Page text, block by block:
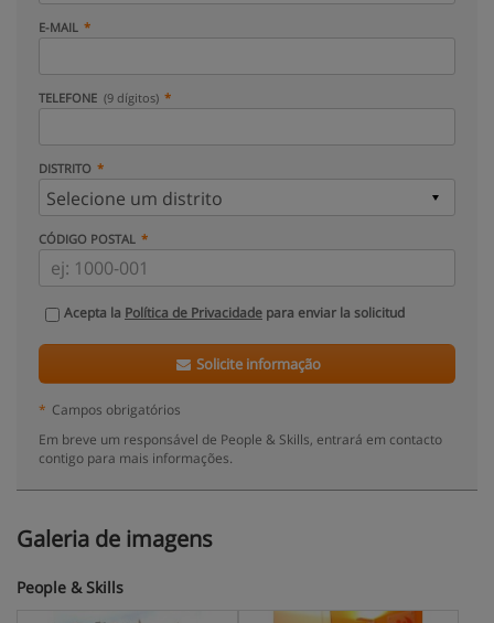
E-MAIL
TELEFONE (9 dígitos)
DISTRITO
CÓDIGO POSTAL
Acepta la Política de Privacidade para enviar la solicitud
Solicite informação
* Campos obrigatórios
Em breve um responsável de People & Skills, entrará em contacto
contigo para mais informações.
Galeria de imagens
People & Skills